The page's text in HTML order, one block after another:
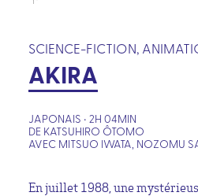
SCIENCE-FICTION,
AKIRA
JAPONAIS • 2H 04MIN
DE KATSUHIRO ÔTOMO
AVEC MITSUO IWATA, NOZOMU
En juillet 1988, une